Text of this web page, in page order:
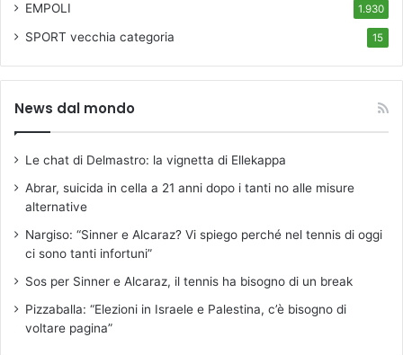
EMPOLI 1.930
SPORT vecchia categoria 15
News dal mondo
Le chat di Delmastro: la vignetta di Ellekappa
Abrar, suicida in cella a 21 anni dopo i tanti no alle misure
alternative
Nargiso: “Sinner e Alcaraz? Vi spiego perché nel tennis di oggi
ci sono tanti infortuni”
Sos per Sinner e Alcaraz, il tennis ha bisogno di un break
Pizzaballa: “Elezioni in Israele e Palestina, c’è bisogno di
voltare pagina”